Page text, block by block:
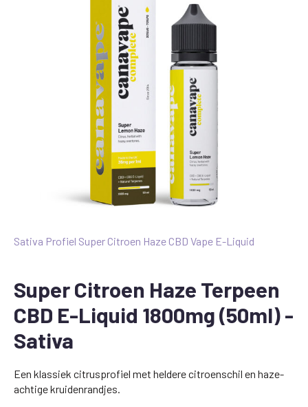
Sativa Profiel Super Citroen Haze CBD Vape E-Liquid
Super Citroen Haze Terpeen
CBD E-Liquid 1800mg (50ml) -
Sativa
Een klassiek citrusprofiel met heldere citroenschil en haze-
achtige kruidenrandjes.